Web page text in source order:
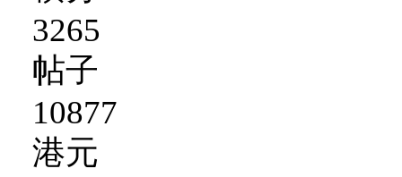
3265
帖子
10877
港元